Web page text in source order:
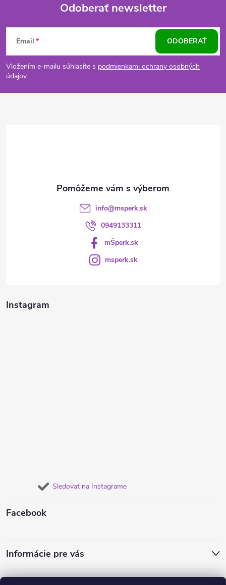
Z
á
p
Odoberať newsletter
Email
Vložením e-mailu súhlasíte s podmienkami ochrany osobných
údajov
ODOBERAŤ
Instagram
Sledovať na Instagrame
info@msperk.sk
0949133311
mŠperk.sk
msperk.sk
Facebook
Informácie pre vás